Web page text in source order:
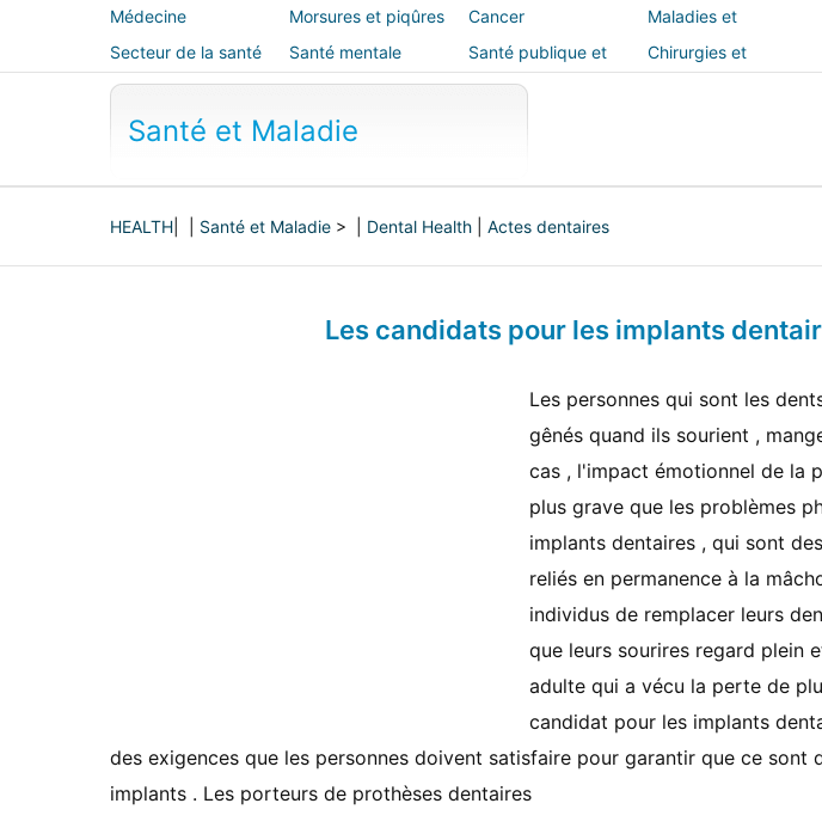
Médecine
alternative
Morsures et piqûres Cancer
Maladies et
traitements
Secteur de la santé
Santé mentale
Santé publique et
sécurité
Chirurgies et
Santé et Maladie
HEALTH Santé et Maladie > | Dental Health Actes dentaires
Les candidats pour les implants
Les personnes qui sont les
gênés quand ils sourient ,
cas , l'impact émotionnel de la
plus grave que les problèmes
implants dentaires , qui sont
reliés en permanence à la
individus de remplacer leurs
que leurs sourires regard plein
adulte qui a vécu la perte de
candidat pour les implants
des exigences que les personnes doivent satisfaire pour garantir que ce sont
implants . Les porteurs de prothèses dentaires